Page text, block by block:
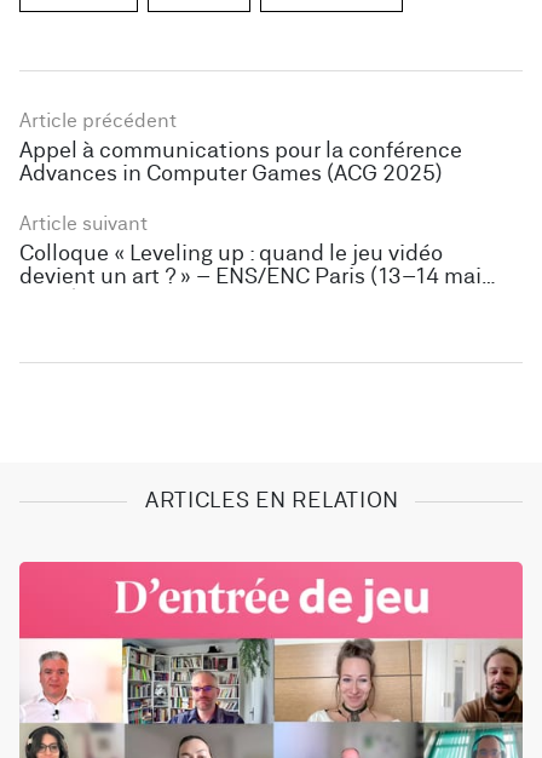
Article précédent
Appel à communications pour la conférence
Advances in Computer Games (ACG 2025)
Article suivant
Colloque « Leveling up : quand le jeu vidéo
devient un art ? » – ENS/ENC Paris (13–14 mai
ARTICLES EN RELATION